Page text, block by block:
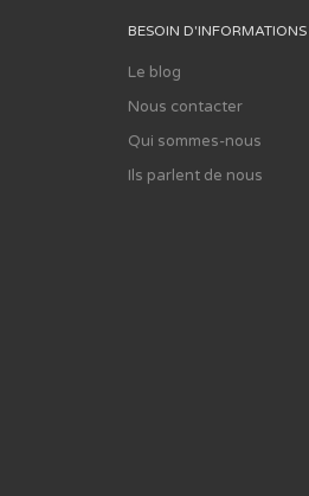
BESOIN D'INFORMATIONS
Le blog
Nous contacter
Qui sommes-nous
Ils parlent de nous